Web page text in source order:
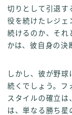
切りとして引退す
役を続けたレジェ
続けるのか、それ
かは、彼自身の決
しかし、彼が野
続くでしょう。フ
スタイルの確立は
は、単なる勝ち星